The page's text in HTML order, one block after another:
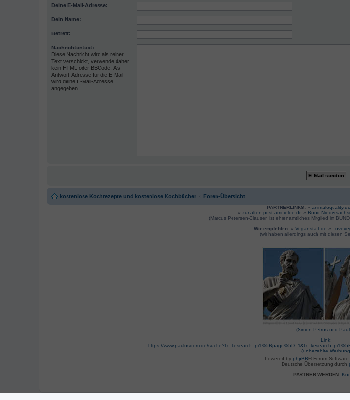
Deine E-Mail-Adresse:
Dein Name:
Betreff:
Nachrichtentext:
Diese Nachricht wird als reiner
Text verschickt, verwende daher
kein HTML oder BBCode. Als
Antwort-Adresse für die E-Mail
wird deine E-Mail-Adresse
angegeben.
kostenlose Kochrezepte und kostenlose Kochbücher Foren-Übersicht
PARTNERLINKS: » animalequality.de
» zur-alten-post-ammeloe.de » Bund-
(Marcus Petersen-Clausen ist ehrenamtliches Mitglied im
Wir empfehlen: » Veganstart.de »
(wir haben allerdings auch mit diesen
(Simon Petrus und
Link:
https://www.paulusdom.de/
(unbezahlte
Powered by phpBB® Forum Software
Deutsche Übersetzung durch
PARTNER WERDEN: